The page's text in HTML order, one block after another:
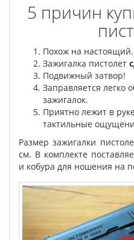
5 причин
Похож на настоящий.
Зажигалка пистолет
Подвижный затвор!
Заправляется легко
зажигалок.
Приятно лежит в
тактильные
Размер зажигалки
см. В комплекте
и кобура для ношения на